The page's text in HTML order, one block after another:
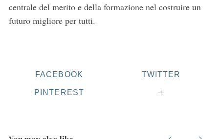
centrale del merito e della formazione nel costruire un
futuro migliore per tutti.
FACEBOOK TWITTER
PINTEREST
S
e
f
o